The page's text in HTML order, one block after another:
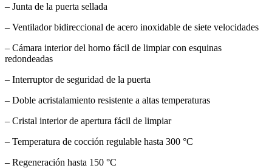
– Junta de la puerta sellada
– Ventilador bidireccional de acero inoxidable de siete velocidades
– Cámara interior del horno fácil de limpiar con esquinas
redondeadas
– Interruptor de seguridad de la puerta
– Doble acristalamiento resistente a altas temperaturas
– Cristal interior de apertura fácil de limpiar
– Temperatura de cocción regulable hasta 300 °C
– Regeneración hasta 150 °C